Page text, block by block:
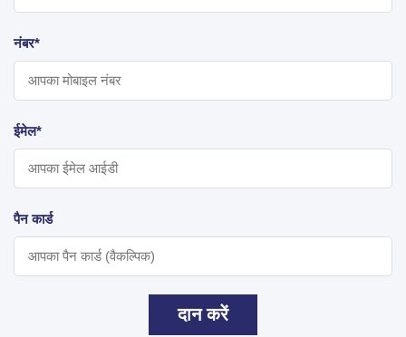
नंबर*
ईमेल*
पैन कार्ड
दान करें